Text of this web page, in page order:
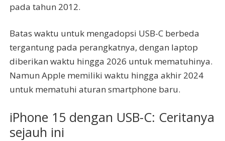
pada tahun 2012.
Batas waktu untuk mengadopsi USB-C berbeda
tergantung pada perangkatnya, dengan laptop
diberikan waktu hingga 2026 untuk mematuhinya.
Namun Apple memiliki waktu hingga akhir 2024
untuk mematuhi aturan smartphone baru.
iPhone 15 dengan USB-C: Ceritanya
sejauh ini